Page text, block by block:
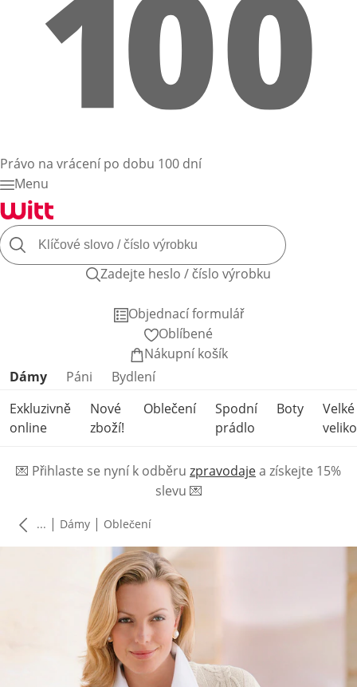
Právo na vrácení po dobu 100 dní
Menu
Zadejte heslo / číslo výrobku
Objednací formulář
Oblíbené
Nákupní košík
Přeskočit kategorie produktů
Dámy Páni
Bydlení
Exkluzivně
online
Nové
zboží!
Oblečení
Spodní
prádlo
Boty
Velké
💌 Přihlaste se nyní k odběru zpravodajea získejte 15%
slevu 💌
... | Dámy | Oblečení